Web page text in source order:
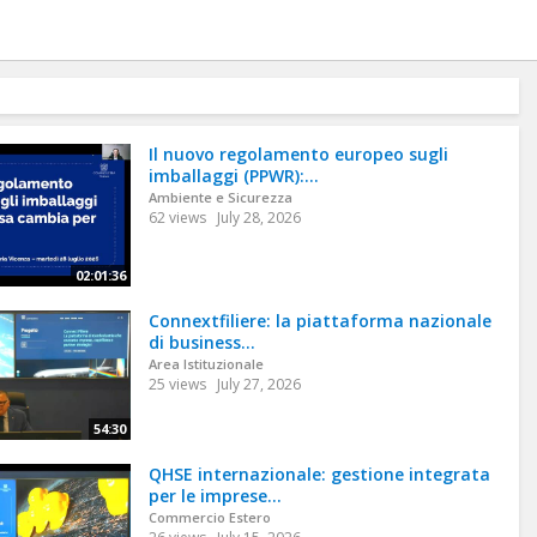
02:01:36
Il nuovo regolamento europeo sugli
imballaggi (PPWR):...
Ambiente e Sicurezza
62 views July 28, 2026
54:30
Connextfiliere: la piattaforma nazionale
di business...
Area Istituzionale
25 views July 27, 2026
QHSE internazionale: gestione integrata
per le imprese...
Commercio Estero